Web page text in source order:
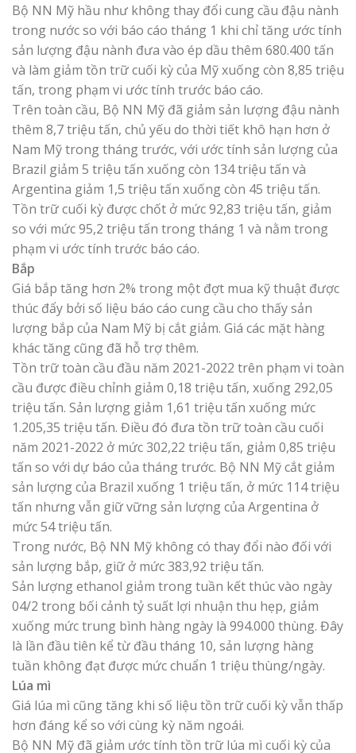
Bộ NN Mỹ hầu như không thay đổi cung cầu đậu nành
trong nước so với báo cáo tháng 1 khi chỉ tăng ước tính
sản lượng đậu nành đưa vào ép dầu thêm 680.400 tấn
và làm giảm tồn trữ cuối kỳ của Mỹ xuống còn 8,85 triệu
tấn, trong phạm vi ước tính trước báo cáo.
Trên toàn cầu, Bộ NN Mỹ đã giảm sản lượng đậu nành
thêm 8,7 triệu tấn, chủ yếu do thời tiết khô hạn hơn ở
Nam Mỹ trong tháng trước, với ước tính sản lượng của
Brazil giảm 5 triệu tấn xuống còn 134 triệu tấn và
Argentina giảm 1,5 triệu tấn xuống còn 45 triệu tấn.
Tồn trữ cuối kỳ được chốt ở mức 92,83 triệu tấn, giảm
so với mức 95,2 triệu tấn trong tháng 1 và nằm trong
phạm vi ước tính trước báo cáo.
Bắp
Giá bắp tăng hơn 2% trong một đợt mua kỹ thuật được
thúc đẩy bởi số liệu báo cáo cung cầu cho thấy sản
lượng bắp của Nam Mỹ bị cắt giảm. Giá các mặt hàng
khác tăng cũng đã hỗ trợ thêm.
Tồn trữ toàn cầu đầu năm 2021-2022 trên phạm vi toàn
cầu được điều chỉnh giảm 0,18 triệu tấn, xuống 292,05
triệu tấn. Sản lượng giảm 1,61 triệu tấn xuống mức
1.205,35 triệu tấn. Điều đó đưa tồn trữ toàn cầu cuối
năm 2021-2022 ở mức 302,22 triệu tấn, giảm 0,85 triệu
tấn so với dự báo của tháng trước. Bộ NN Mỹ cắt giảm
sản lượng của Brazil xuống 1 triệu tấn, ở mức 114 triệu
tấn nhưng vẫn giữ vững sản lượng của Argentina ở
mức 54 triệu tấn.
Trong nước, Bộ NN Mỹ không có thay đổi nào đối với
sản lượng bắp, giữ ở mức 383,92 triệu tấn.
Sản lượng ethanol giảm trong tuần kết thúc vào ngày
04/2 trong bối cảnh tỷ suất lợi nhuận thu hẹp, giảm
xuống mức trung bình hàng ngày là 994.000 thùng. Đây
là lần đầu tiên kể từ đầu tháng 10, sản lượng hàng
tuần không đạt được mức chuẩn 1 triệu thùng/ngày.
Lúa mì
Giá lúa mì cũng tăng khi số liệu tồn trữ cuối kỳ vẫn thấp
hơn đáng kể so với cùng kỳ năm ngoái.
Bộ NN Mỹ đã giảm ước tính tồn trữ lúa mì cuối kỳ của